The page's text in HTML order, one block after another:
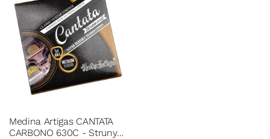
Medina Artigas CANTATA
CARBONO 630C - Struny